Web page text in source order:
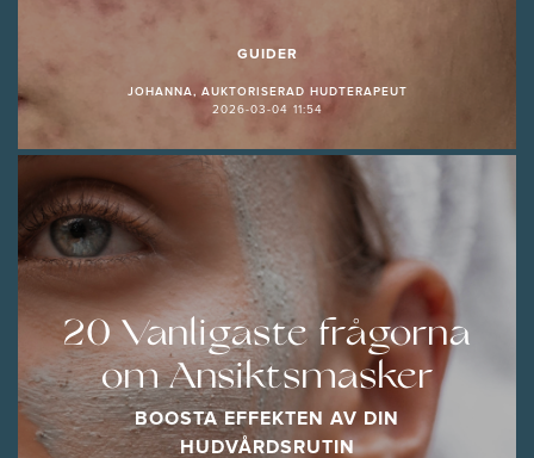
GUIDER
JOHANNA, AUKTORISERAD HUDTERAPEUT
2026-03-04 11:54
20 Vanligaste frågorna
om Ansiktsmasker
BOOSTA EFFEKTEN AV DIN
HUDVÅRDSRUTIN